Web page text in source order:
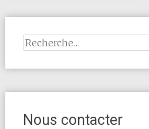
Rechercher :
Nous contacter